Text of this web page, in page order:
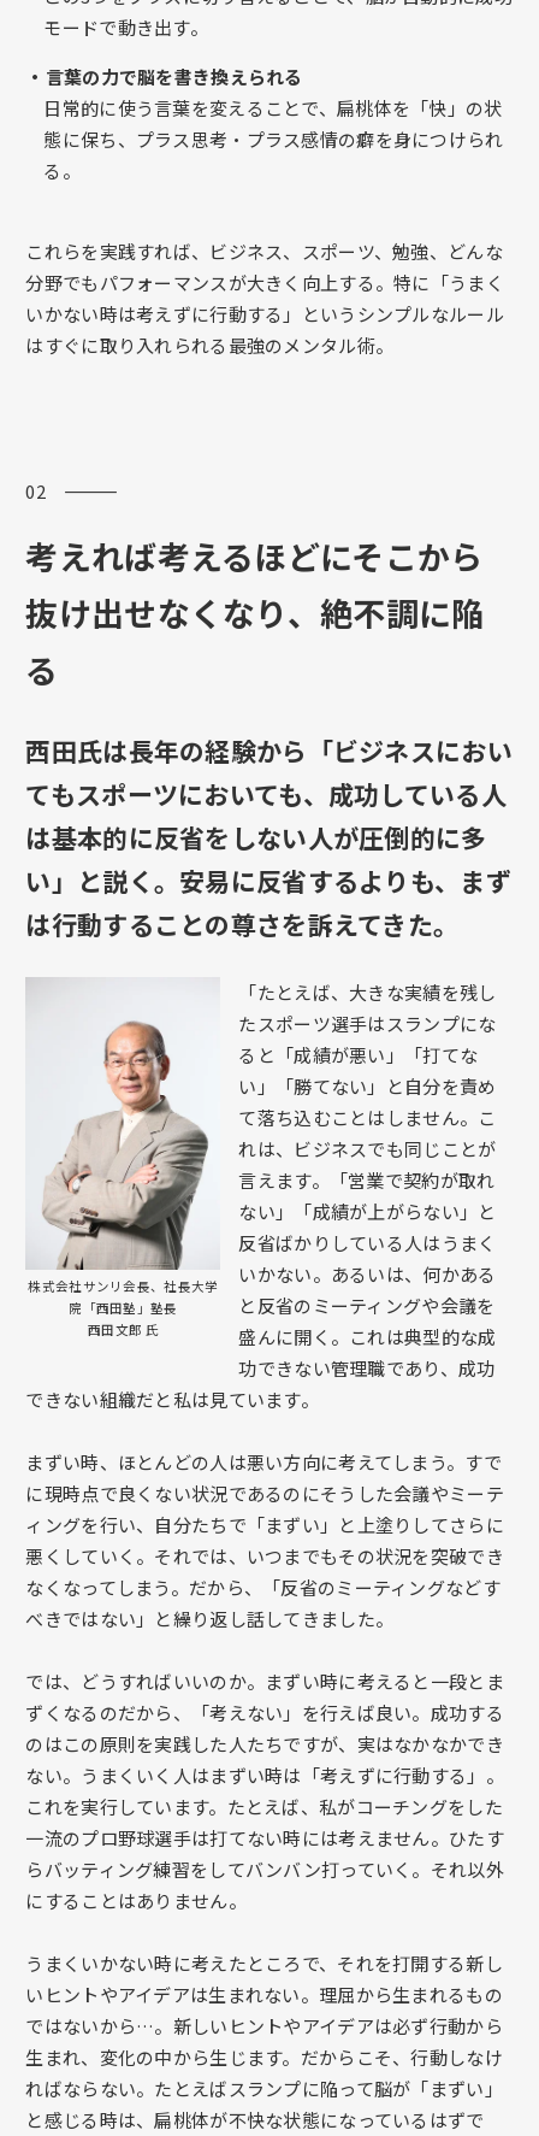
モードで動き出す。
・言葉の力で脳を書き換えられる
日常的に使う言葉を変えることで、扁桃体を「快」の状
態に保ち、プラス思考・プラス感情の癖を身につけられ
る。
これらを実践すれば、ビジネス、スポーツ、勉強、どんな
分野でもパフォーマンスが大きく向上する。特に「うまく
いかない時は考えずに行動する」というシンプルなルール
はすぐに取り入れられる最強のメンタル術。
02 ―――
考えれば考えるほどにそこから
抜け出せなくなり、絶不調に陥
る
西田氏は長年の経験から「ビジネスにおい
てもスポーツにおいても、成功している人
は基本的に反省をしない人が圧倒的に多
い」と説く。安易に反省するよりも、まず
は行動することの尊さを訴えてきた。
株式会社サンリ会長、社長大学
院「西田塾」塾長
西田文郎 氏
「たとえば、大きな実績を残し
たスポーツ選手はスランプにな
ると「成績が悪い」「打てな
い」「勝てない」と自分を責め
て落ち込むことはしません。こ
れは、ビジネスでも同じことが
言えます。「営業で契約が取れ
ない」「成績が上がらない」と
反省ばかりしている人はうまく
いかない。あるいは、何かある
と反省のミーティングや会議を
盛んに開く。これは典型的な成
功できない管理職であり、成功
できない組織だと私は見ています。
まずい時、ほとんどの人は悪い方向に考えてしまう。すで
に現時点で良くない状況であるのにそうした会議やミーテ
ィングを行い、自分たちで「まずい」と上塗りしてさらに
悪くしていく。それでは、いつまでもその状況を突破でき
なくなってしまう。だから、「反省のミーティングなどす
べきではない」と繰り返し話してきました。
では、どうすればいいのか。まずい時に考えると一段とま
ずくなるのだから、「考えない」を行えば良い。成功する
のはこの原則を実践した人たちですが、実はなかなかでき
ない。うまくいく人はまずい時は「考えずに行動する」。
これを実行しています。たとえば、私がコーチングをした
一流のプロ野球選手は打てない時には考えません。ひたす
らバッティング練習をしてバンバン打っていく。それ以外
にすることはありません。
うまくいかない時に考えたところで、それを打開する新し
いヒントやアイデアは生まれない。理屈から生まれるもの
ではないから…。新しいヒントやアイデアは必ず行動から
生まれ、変化の中から生じます。だからこそ、行動しなけ
ればならない。たとえばスランプに陥って脳が「まずい」
と感じる時は、扁桃体が不快な状態になっているはずで